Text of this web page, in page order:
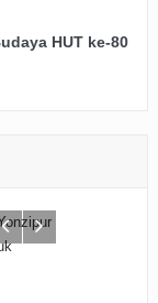
HUT ke-80